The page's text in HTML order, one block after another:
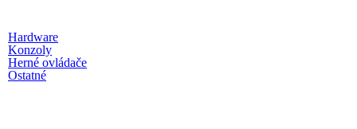
Hardware
Konzoly
Herné ovládače
Ostatné